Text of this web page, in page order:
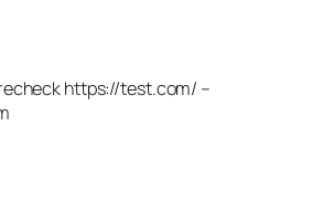
https://test.com/ –